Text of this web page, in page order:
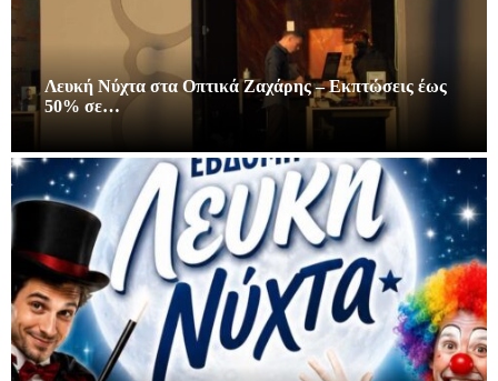
Λευκή Νύχτα στα Οπτικά Ζαχάρης – Εκπτώσεις έως
50% σε…